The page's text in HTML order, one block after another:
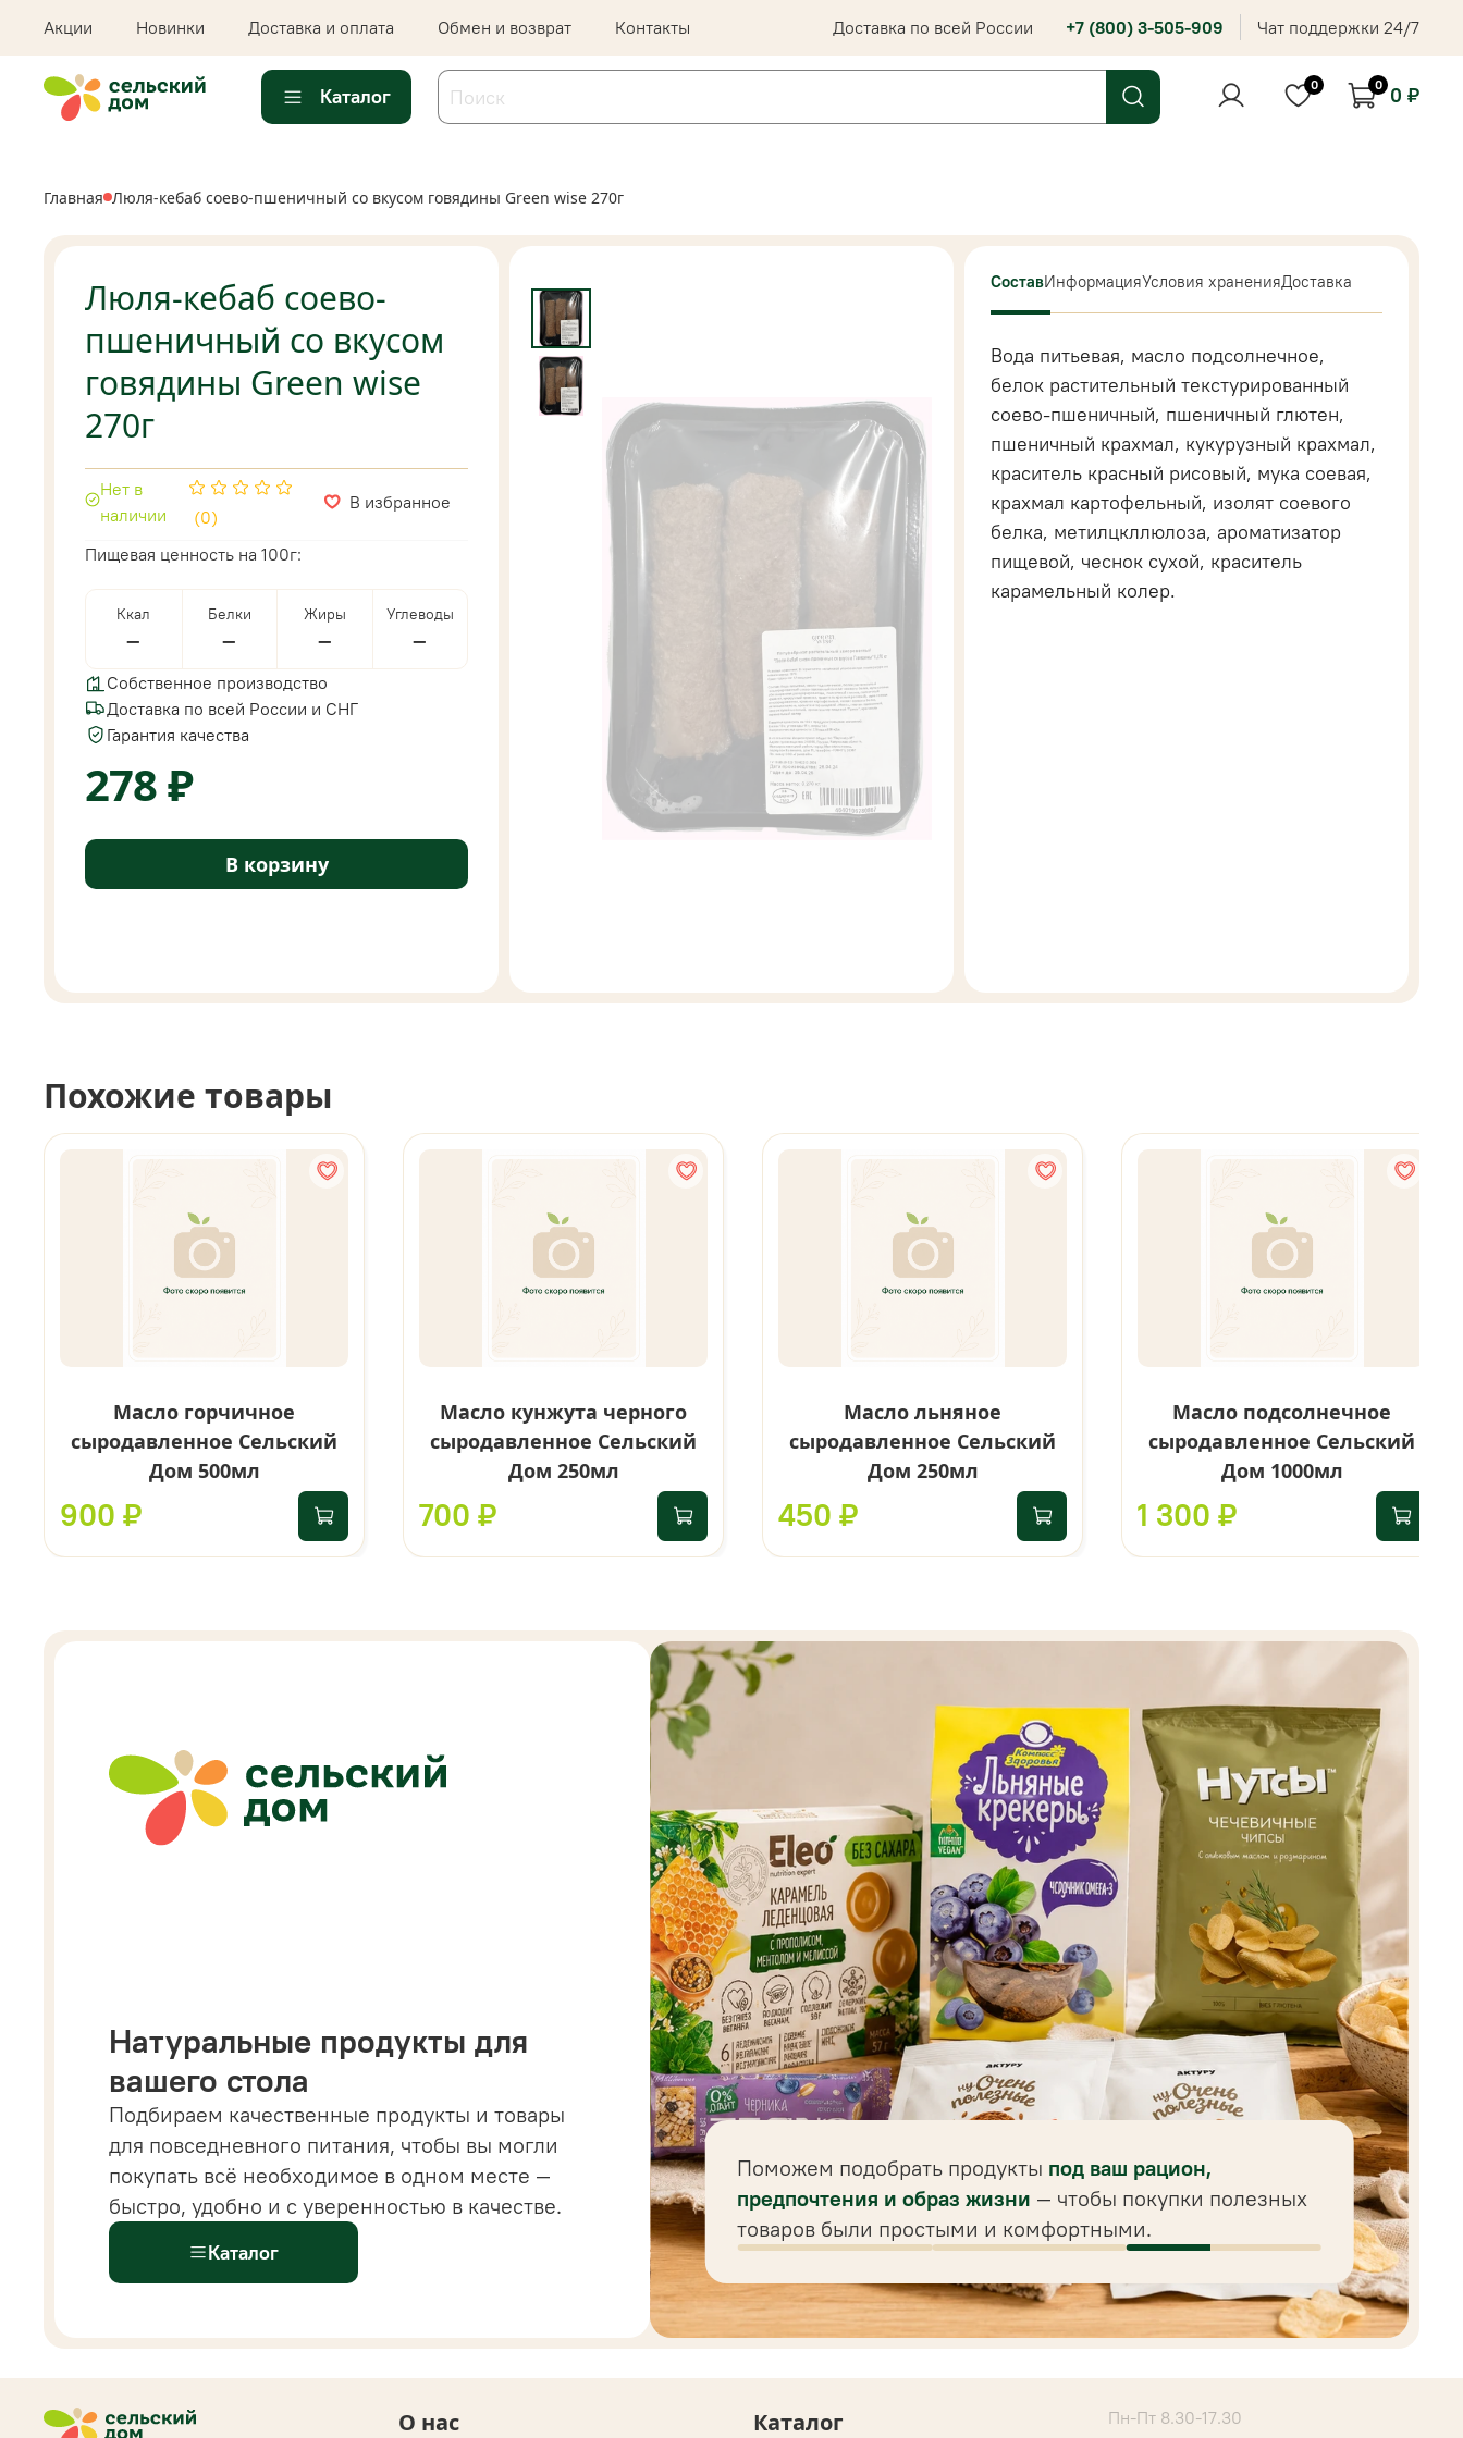
Акции Новинки Доставка и оплата Обмен и возврат Контакты Доставка по всей России +7 (800) 3-505-909 Чат поддержки 24/7
Каталог 0 0 0 ₽
Главная Люля-кебаб соево-пшеничный со вкусом говядины Green wise 270г
Люля-кебаб соево-
пшеничный со вкусом
говядины Green wise
270г
(0)
В избранное
Нет в
наличии
Пищевая ценность на 100г:
Ккал
—
Белки
—
Жиры
—
Углеводы
—
Собственное производство
Доставка по всей России и СНГ
Гарантия качества
278 ₽
В корзину
СоставИнформацияУсловия храненияДоставка
Вода питьевая, масло подсолнечное,
белок растительный текстурированный
соево-пшеничный, пшеничный глютен,
пшеничный крахмал, кукурузный крахмал,
краситель красный рисовый, мука соевая,
крахмал картофельный, изолят соевого
белка, метилцкллюлоза, ароматизатор
пищевой, чеснок сухой, краситель
карамельный колер.
Похожие товары
Масло горчичное
сыродавленное Сельский
Дом 500мл
900 ₽
Масло кунжута черного
сыродавленное Сельский
Дом 250мл
700 ₽
Масло льняное
сыродавленное Сельский
Дом 250мл
450 ₽
Масло подсолнечное
сыродавленное Сельский
Дом 1000мл
1 300 ₽
Натуральные продукты для
вашего стола
Подбираем качественные продукты и товары
для повседневного питания, чтобы вы могли
покупать всё необходимое в одном месте —
быстро, удобно и с уверенностью в качестве.
Каталог
для тех,кто хочет питаться вкусно, современно
— без долгих поисков состава и
во вкусе.
Поможем подобрать продукты под ваш рацион,
предпочтения и образ жизни — чтобы покупки полезных
товаров были простыми и комфортными.
О нас Каталог Пн-Пт 8.30-17.30